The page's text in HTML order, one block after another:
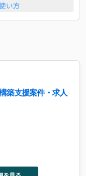
い方
築支援案件・求人